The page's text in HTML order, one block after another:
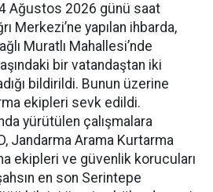
Ağustos 2026 günü saat
Merkezi’ne yapılan ihbarda,
Muratlı Mahallesi’nde
bir vatandaştan iki
bildirildi. Bunun üzerine
ekipleri sevk edildi.
yürütülen çalışmalara
Jandarma Arama Kurtarma
ekipleri ve güvenlik korucuları
en son Serintepe